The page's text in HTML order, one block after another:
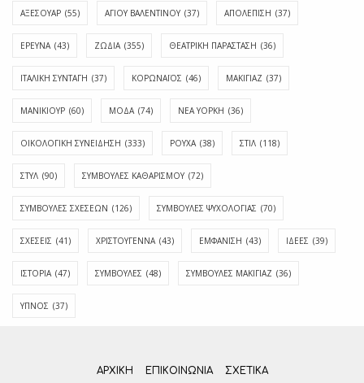
ΑΞΕΣΟΥΑΡ (55) ΑΓΊΟΥ ΒΑΛΕΝΤΊΝΟΥ (37) ΑΠΟΛΈΠΙΣΗ (37)
ΕΡΕΥΝΑ (43) ΖΩΔΙΑ (355) ΘΕΑΤΡΙΚΗ ΠΑΡΑΣΤΑΣΗ (36)
ΙΤΑΛΙΚΗ ΣΥΝΤΑΓΗ (37) ΚΟΡΩΝΑΪΟΣ (46) ΜΑΚΙΓΙΑΖ (37)
ΜΑΝΙΚΙΟΥΡ (60) ΜΟΔΑ (74) ΝΕΑ ΥΟΡΚΗ (36)
ΟΙΚΟΛΟΓΙΚΗ ΣΥΝΕΙΔΗΣΗ (333) ΡΟΥΧΑ (38) ΣΤΙΛ (118)
ΣΤΥΛ (90) ΣΥΜΒΟΥΛΕΣ ΚΑΘΑΡΙΣΜΟΥ (72)
ΣΥΜΒΟΥΛΕΣ ΣΧΕΣΕΩΝ (126) ΣΥΜΒΟΥΛΕΣ ΨΥΧΟΛΟΓΙΑΣ (70)
ΣΧΕΣΕΙΣ (41) ΧΡΙΣΤΟΥΓΕΝΝΑ (43) ΕΜΦΆΝΙΣΗ (43) ΙΔΈΕΣ (39)
ΙΣΤΟΡΊΑ (47) ΣΥΜΒΟΥΛΈΣ (48) ΣΥΜΒΟΥΛΈΣ ΜΑΚΙΓΙΆΖ (36)
ΎΠΝΟΣ (37)
ΑΡΧΙΚΗ ΕΠΙΚΟΙΝΩΝΊΑ ΣΧΕΤΙΚΆ